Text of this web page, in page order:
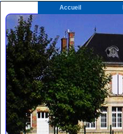
Accueil